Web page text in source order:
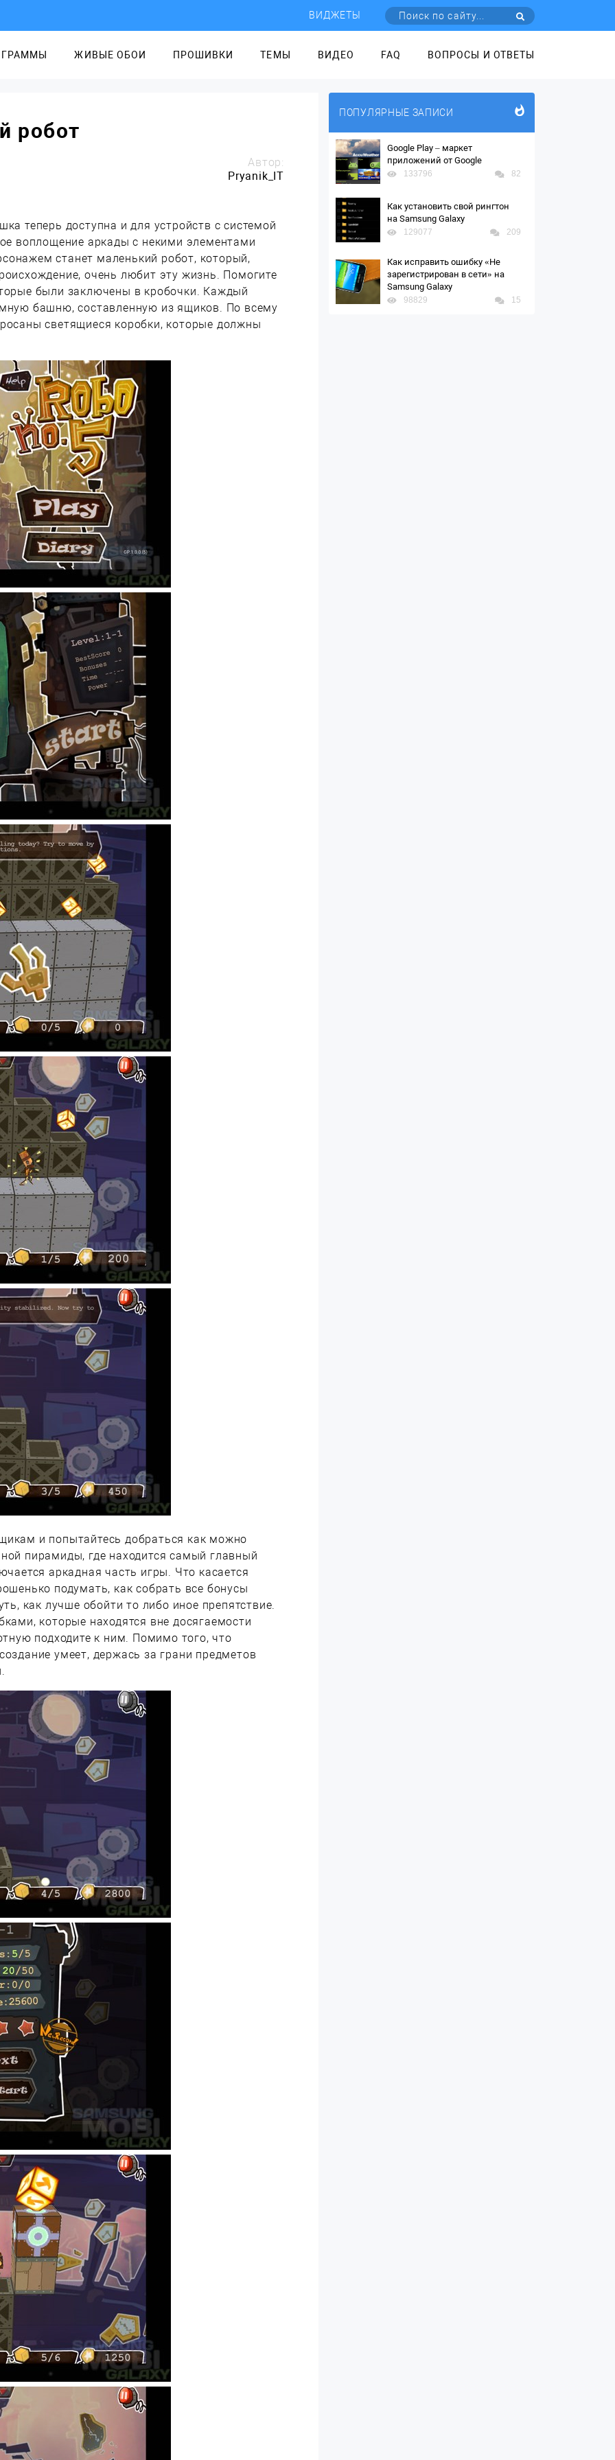
ВИДЖЕТЫ
ЖИВЫЕ ОБОИ ПРОШИВКИ ТЕМЫ ВИДЕО FAQ ВОПРОСЫ И ОТВЕТЫ
робот
Автор:
Pryanik_IT
теперь доступна и для устройств с системой
воплощение аркады с некими элементами
станет маленький робот, который,
очень любит эту жизнь. Помогите
были заключены в кробочки. Каждый
башню, составленную из ящиков. По всему
светящиеся коробки, которые должны
и попытайтесь добраться как можно
пирамиды, где находится самый главный
аркадная часть игры. Что касается
подумать, как собрать все бонусы
как лучше обойти то либо иное препятствие.
которые находятся вне досягаемости
подходите к ним. Помимо того, что
умеет, держась за грани предметов
ПОПУЛЯРНЫЕ ЗАПИСИ
Google Play – маркет
приложений от Google
133796 82
Как установить свой рингтон
на Samsung Galaxy
129077 209
Как исправить ошибку «Не
зарегистрирован в сети» на
Samsung Galaxy
98829 15